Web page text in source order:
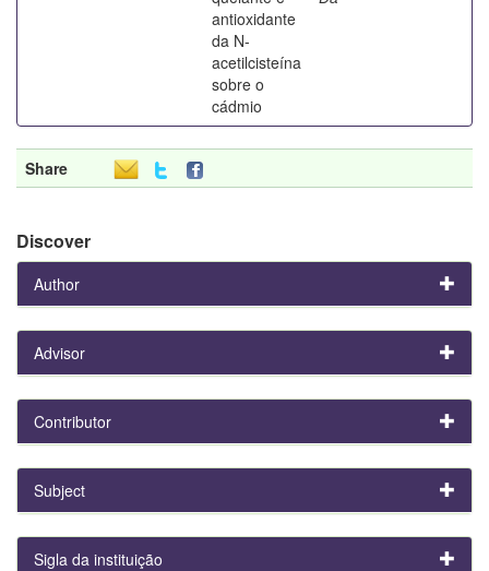
antioxidante
da N-
acetilcisteína
sobre o
cádmio
Share
Discover
Author
Advisor
Contributor
Subject
Sigla da instituição